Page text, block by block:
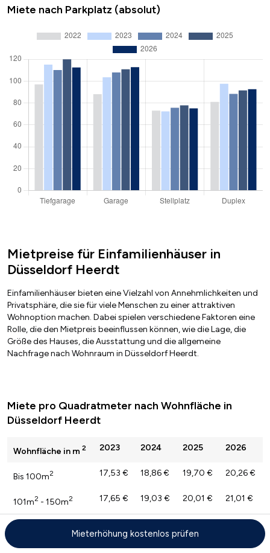
Miete nach Parkplatz (absolut)
Mietpreise für Einfamilienhäuser in
Düsseldorf Heerdt
Einfamilienhäuser bieten eine Vielzahl von Annehmlichkeiten und
Privatsphäre, die sie für viele Menschen zu einer attraktiven
Wohnoption machen. Dabei spielen verschiedene Faktoren eine
Rolle, die den Mietpreis beeinflussen können, wie die Lage, die
Größe des Hauses, die Ausstattung und die allgemeine
Nachfrage nach Wohnraum in Düsseldorf Heerdt.
Miete pro Quadratmeter nach Wohnfläche in
Düsseldorf Heerdt
Wohnfläche in m 2 2023 2024 2025 2026
Bis 100m2 17,53 € 18,86 € 19,70 € 20,26 €
101m2 - 150m2 17,65 € 19,03 € 20,01 € 21,01 €
Mieterhöhung kostenlos prüfen